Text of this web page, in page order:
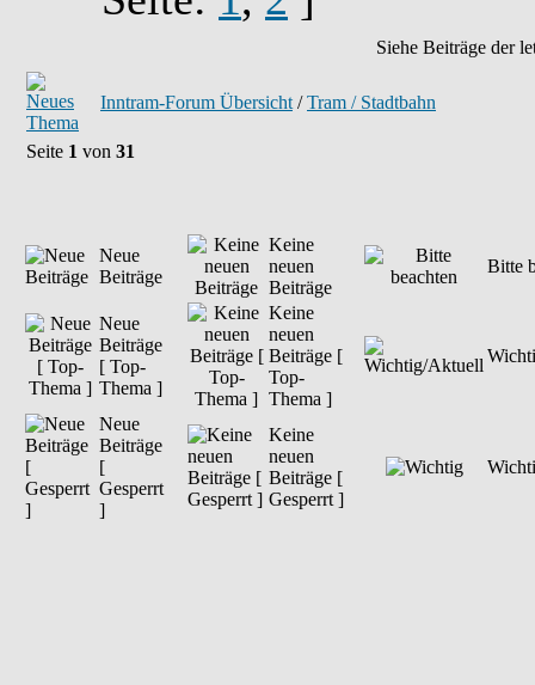
Siehe Beiträge der
Inntram-Forum Übersicht /Tram / Stadtbahn
Seite 1 von 31
Neue
Beiträge
Keine
neuen
Beiträge
Bitte
Neue
Beiträge
[ Top-
Thema ]
Keine
neuen
Beiträge [
Top-
Thema ]
Neue
Beiträge
[
Gesperrt
]
Keine
neuen
Beiträge [
Gesperrt ]